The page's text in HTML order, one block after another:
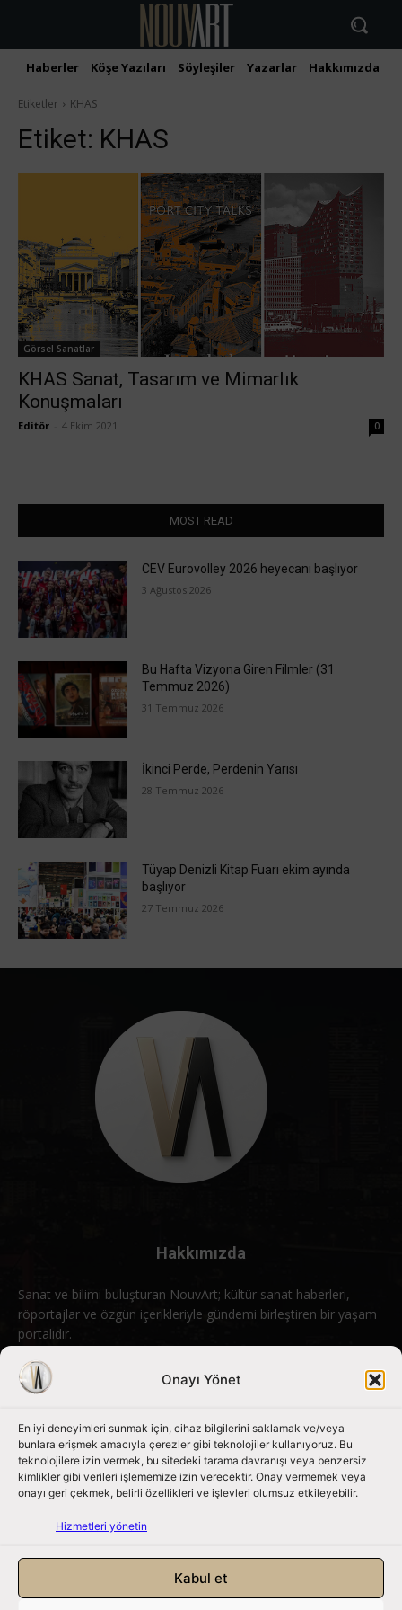
Onayı Yönet
En iyi deneyimleri sunmak için, cihaz bilgilerini saklamak ve/veya
bunlara erişmek amacıyla çerezler gibi teknolojiler kullanıyoruz. Bu
teknolojilere izin vermek, bu sitedeki tarama davranışı veya benzersiz
kimlikler gibi verileri işlememize izin verecektir. Onay vermemek veya
onayı geri çekmek, belirli özellikleri ve işlevleri olumsuz etkileyebilir.
Hizmetleri yönetin
Kabul et
Haberler Köşe Yazıları Söyleşiler Yazarlar Hakkımızda
Etiketler KHAS
Etiket: KHAS
Görsel Sanatlar
KHAS Sanat, Tasarım ve Mimarlık
Konuşmaları
Editör 4 Ekim 2021 0
MOST READ
CEV Eurovolley 2026 heyecanı başlıyor
3 Ağustos 2026
Bu Hafta Vizyona Giren Filmler (31
Temmuz 2026)
31 Temmuz 2026
İkinci Perde, Perdenin Yarısı
28 Temmuz 2026
Tüyap Denizli Kitap Fuarı ekim ayında
başlıyor
27 Temmuz 2026
Hakkımızda
Sanat ve bilimi buluşturan NouvArt; kültür sanat haberleri,
röportajlar ve özgün içerikleriyle gündemi birleştiren bir yaşam
portalıdır.
Bizimle iletişime geçin: info@nouvart.net
Bizi Takip Edin